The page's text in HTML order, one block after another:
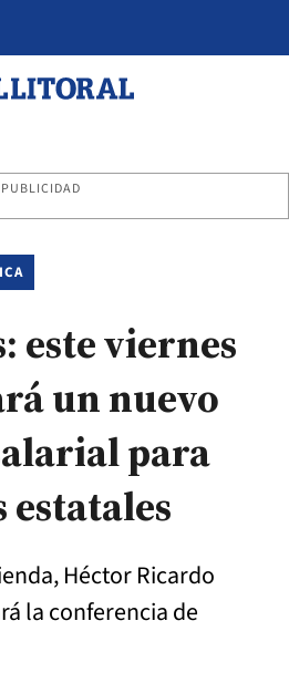
PUBLICIDAD
este viernes
un nuevo
para
estatales
Héctor Ricardo
la conferencia de